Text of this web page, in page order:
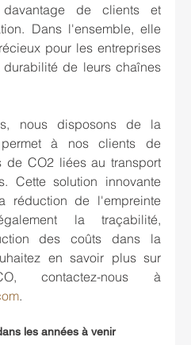
de clients et
Dans l'ensemble, elle
pour les entreprises
de leurs chaînes
nous disposons de la
à nos clients de
de CO2 liées au transport
Cette solution innovante
réduction de l'empreinte
la traçabilité,
des coûts dans la
en savoir plus sur
.
les années à venir